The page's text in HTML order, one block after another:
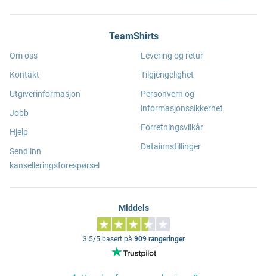
TeamShirts
Om oss
Kontakt
Utgiverinformasjon
Jobb
Hjelp
Send inn
kanselleringsforespørsel
Levering og retur
Tilgjengelighet
Personvern og
informasjonssikkerhet
Forretningsvilkår
Datainnstillinger
Middels
3.5/5 basert på 909 rangeringer